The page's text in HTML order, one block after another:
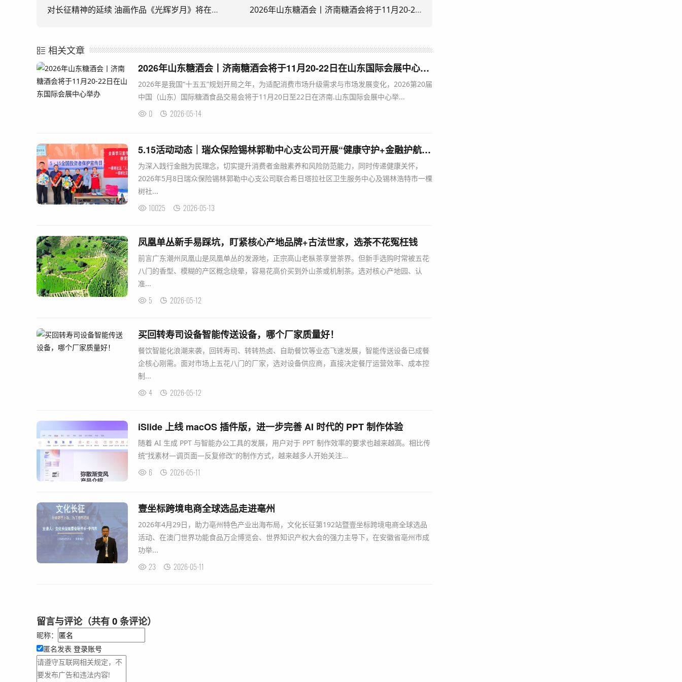
对长征精神的延续 油画作品《光辉岁月》将在中华世纪坛展出 2026年山东糖酒会丨济南糖酒会将于11月20-22日在山东国际会展中心举办
相关文章
2026年山东糖酒会丨济南糖酒会将于11月20-22日在山东国际会展中心举办
2026年是我国“十五五”规划开局之年，为适配消费市场升级需求与市场发展变化，2026第20届
中国（山东）国际糖酒食品交易会将于11月20日至22日在济南.山东国际会展中心举...
0 2026-05-14
5.15活动动态｜瑞众保险锡林郭勒中心支公司开展“健康守护+金融护航”双向赋能公益活动
为深入践行金融为民理念，切实提升消费者金融素养和风险防范能力，同时传递健康关怀，
2026年5月8日瑞众保险锡林郭勒中心支公司联合希日塔拉社区卫生服务中心及锡林浩特市一棵
树社...
10025 2026-05-13
凤凰单丛新手易踩坑，盯紧核心产地品牌+古法世家，选茶不花冤枉钱
前言广东潮州凤凰山是凤凰单丛的发源地，正宗高山老枞茶享誉茶界。但新手选购时常被五花
八门的香型、模糊的产区概念绕晕，容易花高价买到外山茶或机制茶。选对核心产地园、认
准...
5 2026-05-12
买回转寿司设备智能传送设备，哪个厂家质量好！
餐饮智能化浪潮来袭，回转寿司、转转热卤、自助餐饮等业态飞速发展，智能传送设备已成餐
企核心刚需。面对市场上五花八门的厂家，选对设备供应商，直接决定餐厅运营效率、成本控
制...
4 2026-05-12
iSlide 上线 macOS 插件版，进一步完善 AI 时代的 PPT 制作体验
随着 AI 生成 PPT 与智能办公工具的发展，用户对于 PPT 制作效率的要求也越来越高。相比传
统“找素材—调页面—反复修改”的制作方式，越来越多人开始关注...
6 2026-05-11
壹坐标跨境电商全球选品走进亳州
2026年4月29日，助力亳州特色产业出海布局，文化长征第192站暨壹坐标跨境电商全球选品
活动、在澳门世界功能食品万企博览会、世界知识产权大会的强力主导下，在安徽省亳州市成
功举...
23 2026-05-11
留言与评论（共有 0 条评论）
昵称：
匿名发表 登录账号